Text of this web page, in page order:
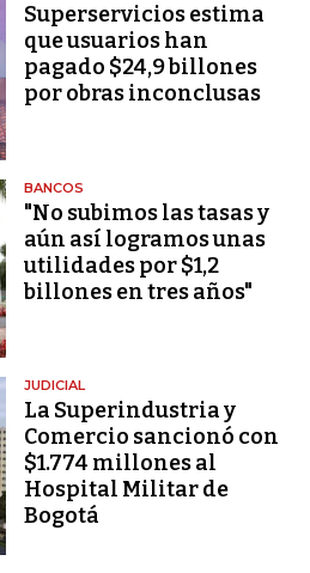
Superservicios estima
que usuarios han
pagado $24,9 billones
por obras inconclusas
BANCOS
"No subimos las tasas y
aún así logramos unas
utilidades por $1,2
billones en tres años"
JUDICIAL
La Superindustria y
Comercio sancionó con
$1.774 millones al
Hospital Militar de
Bogotá